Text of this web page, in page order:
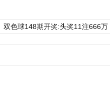
双色球148期开奖:头奖11注666万